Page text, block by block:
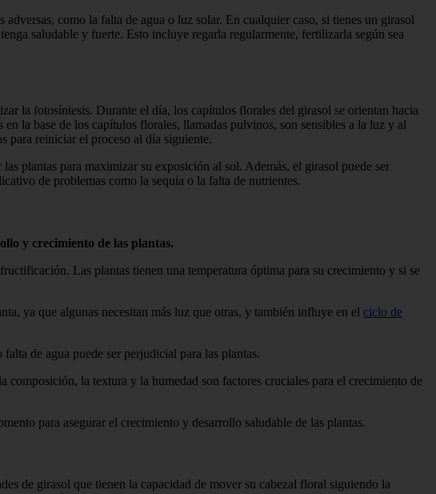
como la falta de agua o luz solar. En cualquier caso, si tienes un girasol
saludable y fuerte. Esto incluye regarla regularmente, fertilizarla según sea
la fotosíntesis. Durante el día, los capítulos florales del girasol se orientan hacia
la base de los capítulos florales, llamadas pulvinos, son sensibles a la luz y al
para reiniciar el proceso al día siguiente.
plantas para maximizar su exposición al sol. Además, el girasol puede ser
de problemas como la sequía o la falta de nutrientes.
y crecimiento de las plantas.
Las plantas tienen una temperatura óptima para su crecimiento y si se
ya que algunas necesitan más luz que otras, y también influye en el ciclo de
de agua puede ser perjudicial para las plantas.
composición, la textura y la humedad son factores cruciales para el crecimiento de
para asegurar el crecimiento y desarrollo saludable de las plantas.
de girasol que tienen la capacidad de mover su cabezal floral siguiendo la